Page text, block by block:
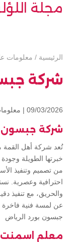
مجلة
الرئيسية / معلومات
شركة
09/03/2026 |
شركة جبسون
تُعد شركة أهل
خبرتها الطويلة
من تصميم وتنفيذ
احترافية وعصرية.
والحريق، مع تنفيذ
عن لمسة فنية فاخرة
جبسون بورد الرياض
معلم اسمنت